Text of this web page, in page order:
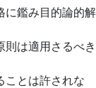
に鑑み目的論的解
は適用さるべき
ことは許されな